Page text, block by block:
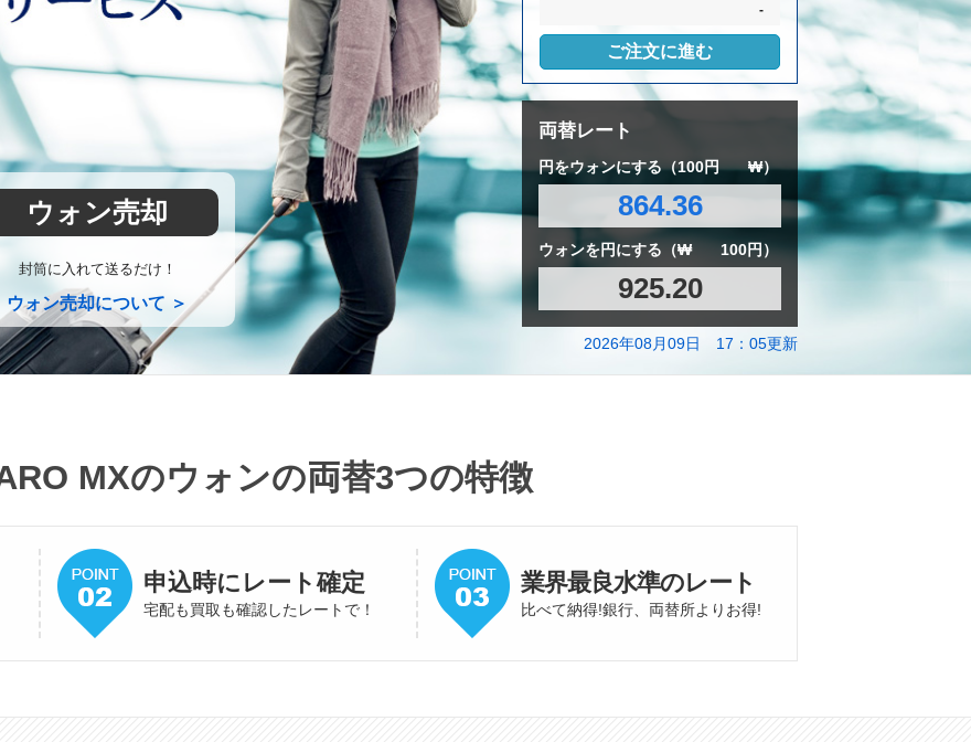
-
ご注文に進む
両替レート
円をウォンにする（100円 ₩）
864.36
ウォンを円にする（₩ 100円）
925.20
2026年08月09日 17：05更新
ウォン売却
封筒に入れて送るだけ！
ウォン売却について ＞
MXのウォンの両替3つの特徴
申込時にレート確定
宅配も買取も確認したレートで！
業界最良水準のレート
比べて納得!銀行、両替所よりお得!